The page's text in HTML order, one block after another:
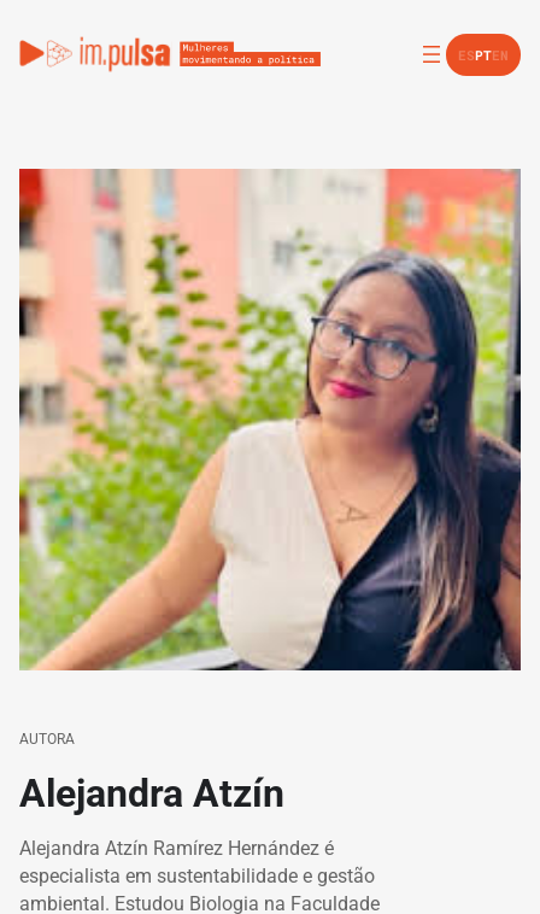
ESPTEN
AUTORA
Alejandra Atzín
Alejandra Atzín Ramírez Hernández é
especialista em sustentabilidade e gestão
ambiental. Estudou Biologia na Faculdade